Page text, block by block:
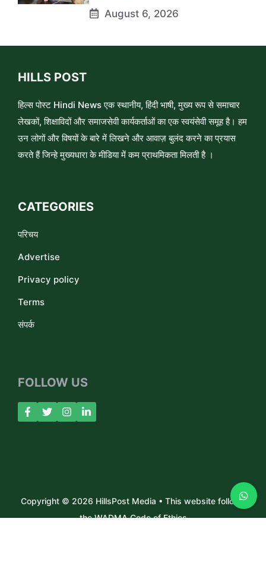
August 6, 2026
HILLS POST
हिल्स पोस्ट Hindi News एक स्थानीय, हिंदी भाषी, मुख्य रूप से समाचार
लेखकों, शिक्षाविदों और समाजसेवी कार्यकर्ताओं का एक स्वयंसेवी समूह है। हम
उन लोगों और विषयों के बारे में लिखने और आवाज़ बुलंद करने का प्रयास
करते हैं जिन्हे मुख्यधारा के मीडिया में कम प्राथमिकता मिलती है ।
CATEGORIES
परिचय
Advertise
Privacy policy
Terms
संपर्क
FOLLOW US
Copyright © 2026 HillsPost Media • This website follows
the WADMA Code of Ethics